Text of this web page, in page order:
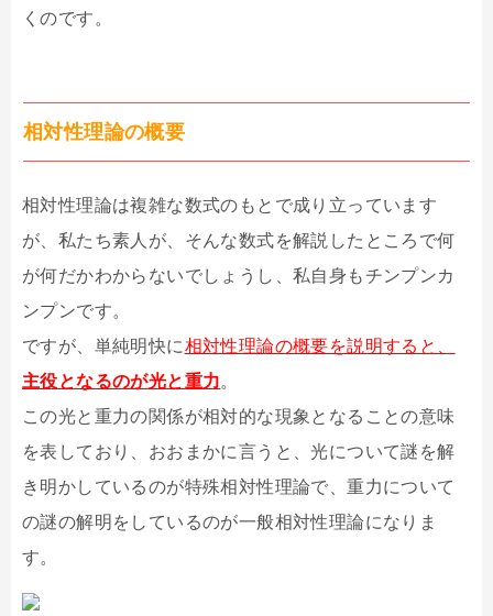
くのです。
相対性理論の概要
相対性理論は複雑な数式のもとで成り立っています
が、私たち素人が、そんな数式を解説したところで何
が何だかわからないでしょうし、私自身もチンプンカ
ンプンです。
ですが、単純明快に相対性理論の概要を説明すると、
主役となるのが光と重力。
この光と重力の関係が相対的な現象となることの意味
を表しており、おおまかに言うと、光について謎を解
き明かしているのが特殊相対性理論で、重力について
の謎の解明をしているのが一般相対性理論になりま
す。